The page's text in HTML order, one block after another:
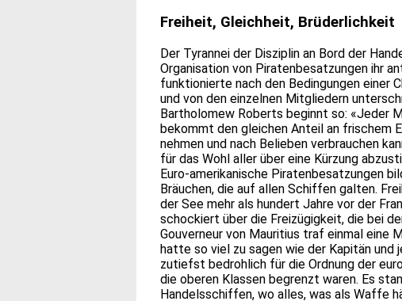
Freiheit, Gleichheit, Brüderlichkeit
Der Tyrannei der Disziplin an Bord der
Organisation von Piratenbesatzungen ihr
funktionierte nach den Bedingungen einer
und von den einzelnen Mitgliedern
Bartholomew Roberts beginnt so: «Jeder
bekommt den gleichen Anteil an frischem
nehmen und nach Belieben verbrauchen
für das Wohl aller über eine Kürzung
Euro-amerikanische Piratenbesatzungen
Bräuchen, die auf allen Schiffen galten.
der See mehr als hundert Jahre vor der
schockiert über die Freizügigkeit, die bei
Gouverneur von Mauritius traf einmal eine
hatte so viel zu sagen wie der Kapitän und
zutiefst bedrohlich für die Ordnung der
die oberen Klassen begrenzt waren. Es
Handelsschiffen, wo alles, was als Waffe